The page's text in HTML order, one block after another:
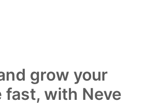
grow your
fast, with Neve